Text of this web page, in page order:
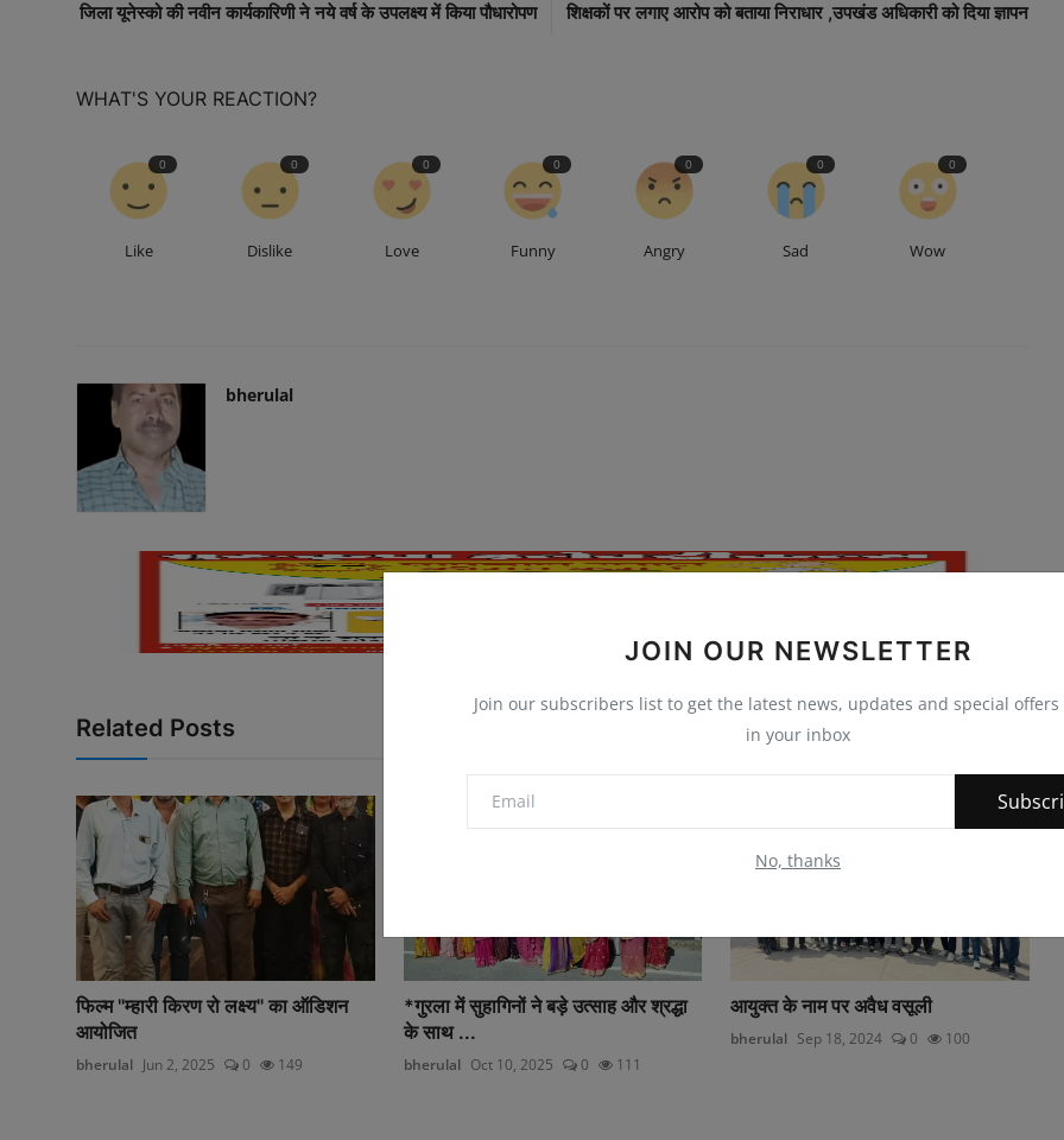
JOIN OUR NEWSLETTER
Join our subscribers list to get the latest news, updates and special
in your inbox
No, thanks
जिला यूनेस्को की नवीन कार्यकारिणी ने नये वर्ष के उपलक्ष्य में किया पौधारोपण शिक्षकों पर लगाए आरोप को बताया निराधार ,उपखंड अधिकारी को दिया ज्ञापन
WHAT'S YOUR REACTION?
0
Like
0
Dislike
0
Love
0
Funny
0
Angry
0
Sad
0
Wow
bherulal
Related Posts
फिल्म "म्हारी किरण रो लक्ष्य" का ऑडिशन
आयोजित
bherulal Jun 2, 2025 0 149
*गुरला में सुहागिनों ने बड़े उत्साह और श्रद्धा
के साथ ...
bherulal Oct 10, 2025 0 111
आयुक्त के नाम पर अवैध वसूली
bherulal Sep 18, 2024 0 100